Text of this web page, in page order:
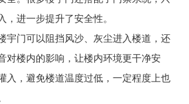
进一步提升了安全性。
宇门可以阻挡风沙、灰尘进入楼道，还
对楼内的影响，让楼内环境更干净安
入，避免楼道温度过低，一定程度上也